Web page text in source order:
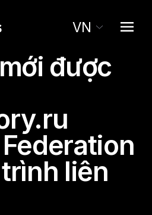
VN
được
liên